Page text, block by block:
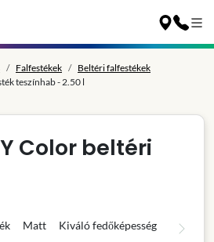
Falfestékek
Beltéri falfestékek
teszínhab - 2.50 l
Color beltéri
Matt Kiváló fedőképesség